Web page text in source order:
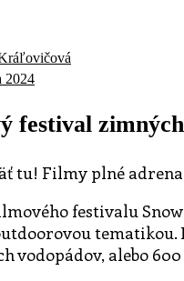
2024
festival
tu! Filmy plné
festivalu
tematikou.
vodopádov, alebo